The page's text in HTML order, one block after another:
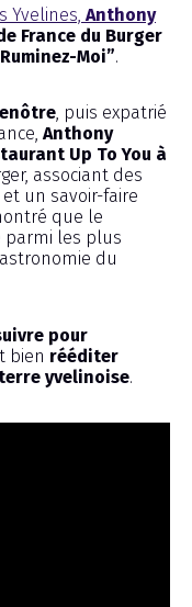
Yvelines, Anthony
France du Burger
Moi”.
, puis expatrié
Anthony
Up To You à
associant des
un savoir-faire
que le
parmi les plus
du
pour
bien rééditer
yvelinoise.